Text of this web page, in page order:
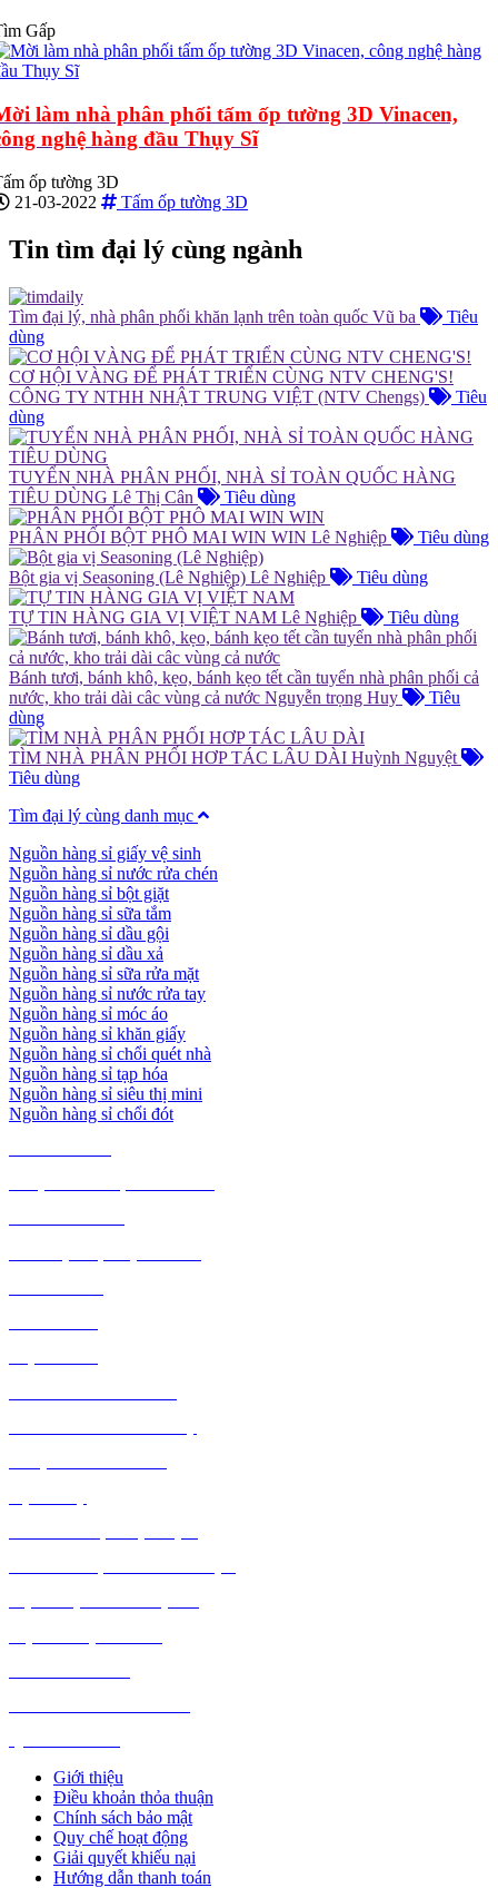
Gấp
làm nhà phân phối tấm ốp tường 3D Vinacen,
nghệ hàng đầu Thụy Sĩ
ốp tường 3D
21-03-2022
Tấm ốp tường 3D
Tin tìm đại lý cùng ngành
Tìm đại lý, nhà phân phối khăn lạnh trên toàn quốc Vũ ba
Tiêu
dùng
CƠ HỘI VÀNG ĐỂ PHÁT TRIỂN CÙNG NTV CHENG'S!
CÔNG TY NTHH NHẬT TRUNG VIỆT (NTV Chengs)
Tiêu
dùng
TUYỂN NHÀ PHÂN PHỐI, NHÀ SỈ TOÀN QUỐC HÀNG
TIÊU DÙNG Lê Thị Cân Tiêu dùng
PHÂN PHỐI BỘT PHÔ MAI WIN WIN Lê Nghiệp Tiêu dùng
Bột gia vị Seasoning (Lê Nghiệp) Lê Nghiệp Tiêu dùng
TỰ TIN HÀNG GIA VỊ VIỆT NAM Lê Nghiệp Tiêu dùng
Bánh tươi, bánh khô, kẹo, bánh kẹo tết cần tuyển nhà phân phối cả
nước, kho trải dài câc vùng cả nước Nguyễn trọng Huy
Tiêu
dùng
TÌM NHÀ PHÂN PHỐI HƠP TÁC LÂU DÀI Huỳnh Nguyệt
Tiêu dùng
Tìm đại lý cùng danh mục
Nguồn hàng sỉ giấy vệ sinh
Nguồn hàng sỉ nước rửa chén
Nguồn hàng sỉ bột giặt
Nguồn hàng sỉ sữa tắm
Nguồn hàng sỉ dầu gội
Nguồn hàng sỉ dầu xả
Nguồn hàng sỉ sữa rửa mặt
Nguồn hàng sỉ nước rửa tay
Nguồn hàng sỉ móc áo
Nguồn hàng sỉ khăn giấy
Nguồn hàng sỉ chổi quét nhà
Nguồn hàng sỉ tạp hóa
Nguồn hàng sỉ siêu thị mini
Nguồn hàng sỉ chổi đót
Giới thiệu
Điều khoản thỏa thuận
Chính sách bảo mật
Quy chế hoạt động
Giải quyết khiếu nại
Hướng dẫn thanh toán